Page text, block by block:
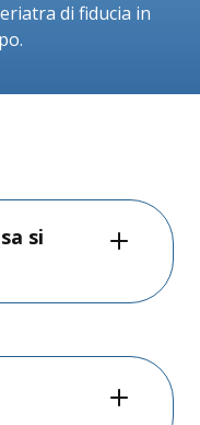
di fiducia in
si